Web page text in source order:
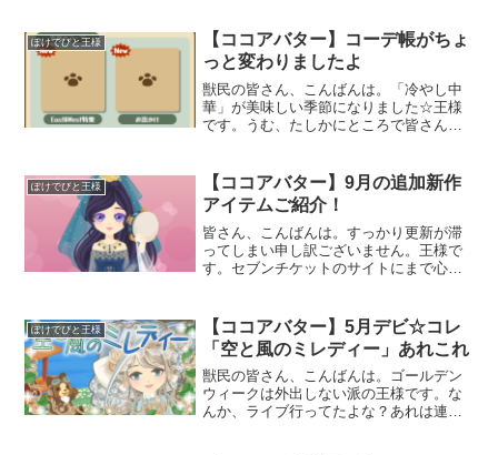
ない箇所がいくつも…でも正答率は70%
を超えてるんですよねー。ぽ
ぽけでびと王様
【ココアバター】コーデ帳がちょ
っと変わりましたよ
獣民の皆さん、こんばんは。「冷やし中
華」が美味しい季節になりました☆王様
です。うむ、たしかにところで皆さん、
だな…ちなみに王様は両方混ぜたのが好
きです☆選ばせといてそれ
ぽけでびと王様
【ココアバター】9月の追加新作
アイテムご紹介！
皆さん、こんばんは。すっかり更新が滞
ってしまい申し訳ございません。王様で
す。セブンチケットのサイトにまで心配
ココアバター』に新作アイテムが登場し
ておりますのでご紹介した
ぽけでびと王様
【ココアバター】5月デビ☆コレ
「空と風のミレディー」あれこれ
獣民の皆さん、こんばんは。ゴールデン
ウィークは外出しない派の王様です。な
んか、ライブ行ってたよな？あれは連休